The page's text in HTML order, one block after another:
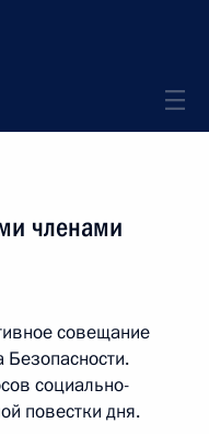
членами
совещание
социально-
повестки дня.